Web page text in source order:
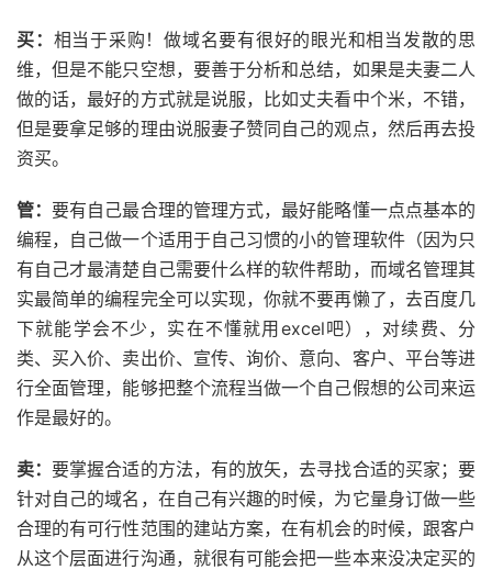
买： 相当于采购！做域名要有很好的眼光和相当发散的思
维，但是不能只空想，要善于分析和总结，如果是夫妻二人
做的话，最好的方式就是说服，比如丈夫看中个米，不错，
但是要拿足够的理由说服妻子赞同自己的观点，然后再去投
资买。
管：要有自己最合理的管理方式，最好能略懂一点点基本的
编程，自己做一个适用于自己习惯的小的管理软件（因为只
有自己才最清楚自己需要什么样的软件帮助，而域名管理其
实最简单的编程完全可以实现，你就不要再懒了，去百度几
下就能学会不少，实在不懂就用excel吧），对续费、分
类、买入价、卖出价、宣传、询价、意向、客户、平台等进
行全面管理，能够把整个流程当做一个自己假想的公司来运
作是最好的。
卖：要掌握合适的方法，有的放矢，去寻找合适的买家；要
针对自己的域名，在自己有兴趣的时候，为它量身订做一些
合理的有可行性范围的建站方案，在有机会的时候，跟客户
从这个层面进行沟通，就很有可能会把一些本来没决定买的